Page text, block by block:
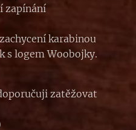
zapínání
karabinou
s logem Woobojky.
zatěžovat